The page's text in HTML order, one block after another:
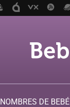
NOMBRES DE BEBÉ